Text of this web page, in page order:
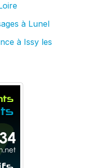
à Lunel
à Issy les